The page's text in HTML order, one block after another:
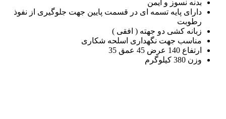
بدنه نسوز و ایمن
دارای پایه تسمه ای در قسمت پایین جهت جلوگیری از نفوذ
رطوبت
زبانه کشی دو جهته ( افقی )
مناسب جهت نگهداری اسلحه شکاری
ارتفاع 140 عرض 45 عمق 35
وزن 380 کیلوگرم